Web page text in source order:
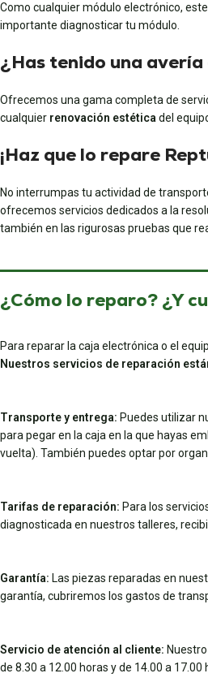
Como cualquier módulo electrónico,
importante diagnosticar tu módulo.
¿Has tenido una
Ofrecemos una gama completa de
cualquier renovación estética del
¡Haz que lo repare
No interrumpas tu actividad de
ofrecemos servicios dedicados a la
también en las rigurosas pruebas que
¿Cómo lo reparo? ¿Y
Para reparar la caja electrónica o el
Nuestros servicios de reparación
Transporte y entrega: Puedes utilizar
para pegar en la caja en la que hayas
vuelta). También puedes optar por
Tarifas de reparación: Para los
diagnosticada en nuestros talleres,
Garantía: Las piezas reparadas en
garantía, cubriremos los gastos de
Servicio de atención al cliente:
de 8.30 a 12.00 horas y de 14.00 a 17.00